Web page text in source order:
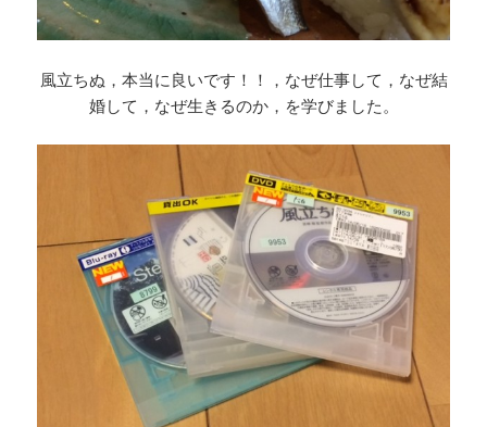
風立ちぬ，本当に良いです！！，なぜ仕事して，なぜ結
婚して，なぜ生きるのか，を学びました。